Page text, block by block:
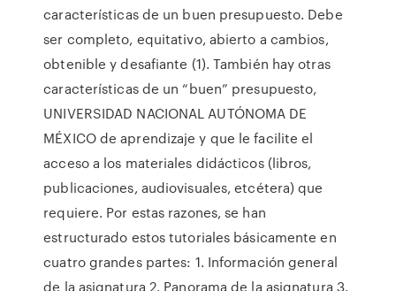
características de un buen presupuesto. Debe
ser completo, equitativo, abierto a cambios,
obtenible y desafiante (1). También hay otras
características de un “buen” presupuesto,
UNIVERSIDAD NACIONAL AUTÓNOMA DE
MÉXICO de aprendizaje y que le facilite el
acceso a los materiales didácticos (libros,
publicaciones, audiovisuales, etcétera) que
requiere. Por estas razones, se han
estructurado estos tutoriales básicamente en
cuatro grandes partes: 1. Información general
de la asignatura 2. Panorama de la asignatura 3.